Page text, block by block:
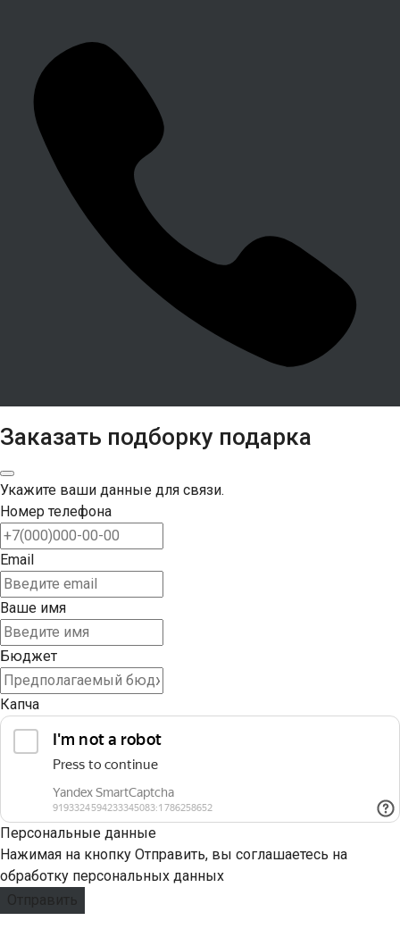
Заказать подборку подарка
Укажите ваши данные для связи.
Номер телефона
Email
Ваше имя
Бюджет
Капча
Персональные данные
Нажимая на кнопку Отправить, вы соглашаетесь на
обработку персональных данных
Отправить